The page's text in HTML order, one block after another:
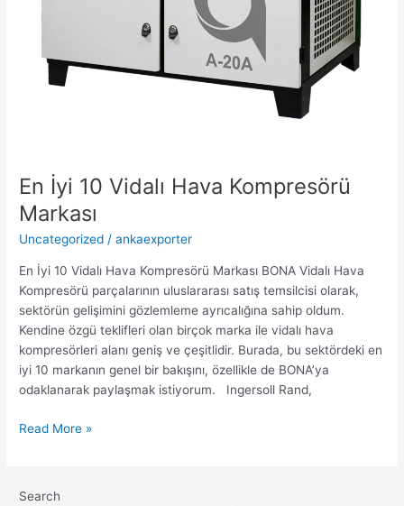
En İyi 10 Vidalı Hava Kompresörü
Markası
Uncategorized /ankaexporter
En İyi 10 Vidalı Hava Kompresörü Markası BONA Vidalı Hava
Kompresörü parçalarının uluslararası satış temsilcisi olarak,
sektörün gelişimini gözlemleme ayrıcalığına sahip oldum.
Kendine özgü teklifleri olan birçok marka ile vidalı hava
kompresörleri alanı geniş ve çeşitlidir. Burada, bu sektördeki en
iyi 10 markanın genel bir bakışını, özellikle de BONA’ya
odaklanarak paylaşmak istiyorum. Ingersoll Rand,
Read More »
Search